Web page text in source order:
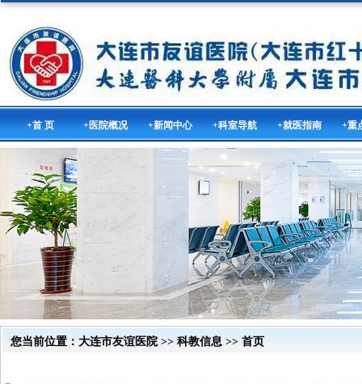
+首 页 +医院概况 +新闻中心 +科室导航 +就医指南 +重
您当前位置： 大连市友谊医院>> 科教信息 >> 首页